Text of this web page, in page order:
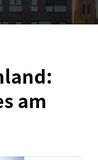
am